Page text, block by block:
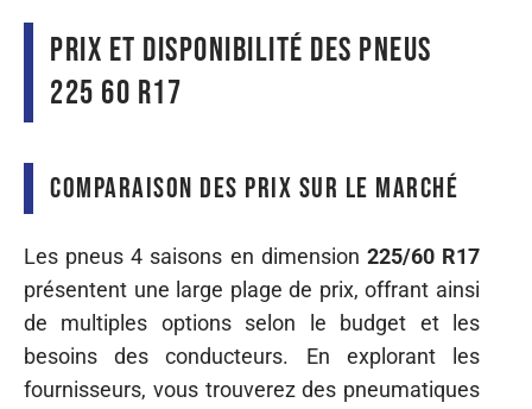
Prix et disponibilité des pneus
225 60 R17
Comparaison des prix sur le marché
Les pneus 4 saisons en dimension 225/60 R17
présentent une large plage de prix, offrant ainsi
de multiples options selon le budget et les
besoins des conducteurs. En explorant les
fournisseurs, vous trouverez des pneumatiques